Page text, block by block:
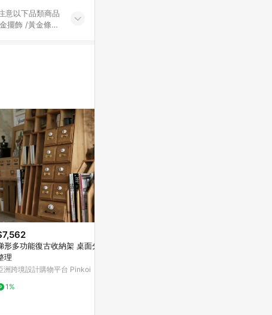
擺飾 /黃金條
家除外) 3. 訂
形多功能復古收納架 桌面分類
理
洲跨境設計購物平台 Pinkoi
1%